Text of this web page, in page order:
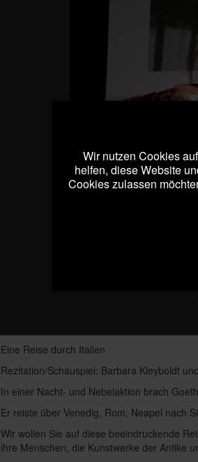
Eine Reise durch Italien
Rezitation/Schauspiel: Barbara Kleyboldt
In einer Nacht- und Nebelaktion brach
Er reiste über Venedig, Rom, Neapel nach
Wir wollen Sie auf diese beeindruckende
ihre Menschen, die Kunstwerke der Antike
Wir nutzen Cookies
helfen, diese Website
Cookies zulassen